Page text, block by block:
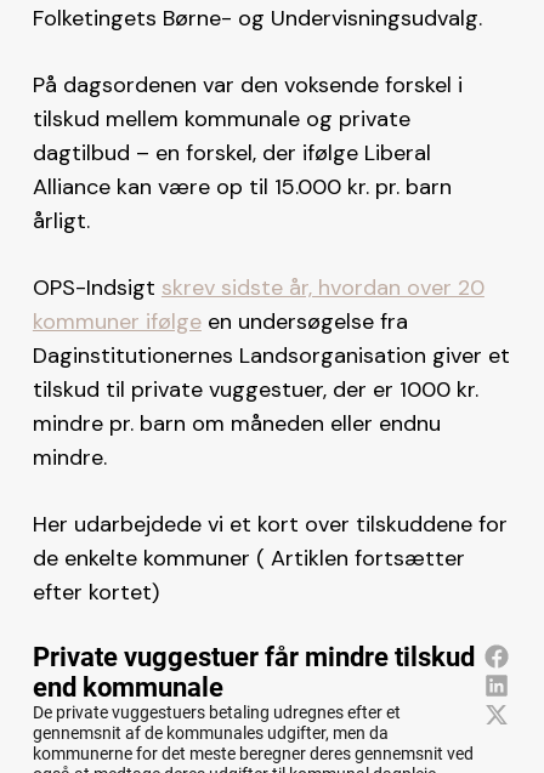
Folketingets Børne- og Undervisningsudvalg.
På dagsordenen var den voksende forskel i
tilskud mellem kommunale og private
dagtilbud – en forskel, der ifølge Liberal
Alliance kan være op til 15.000 kr. pr. barn
årligt.
OPS-Indsigt skrev sidste år, hvordan over 20
kommuner ifølgeen undersøgelse fra
Daginstitutionernes Landsorganisation giver et
tilskud til private vuggestuer, der er 1000 kr.
mindre pr. barn om måneden eller endnu
mindre.
Her udarbejdede vi et kort over tilskuddene for
de enkelte kommuner ( Artiklen fortsætter
efter kortet)